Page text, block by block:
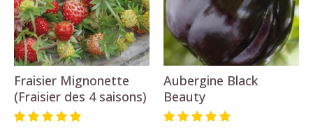
Fraisier Mignonette
(Fraisier des 4 saisons)
Aubergine Black
Beauty